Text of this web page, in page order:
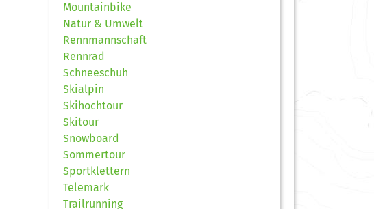
Mountainbike
Natur & Umwelt
Rennmannschaft
Rennrad
Schneeschuh
Skialpin
Skihochtour
Skitour
Snowboard
Sommertour
Sportklettern
Telemark
Trailrunning